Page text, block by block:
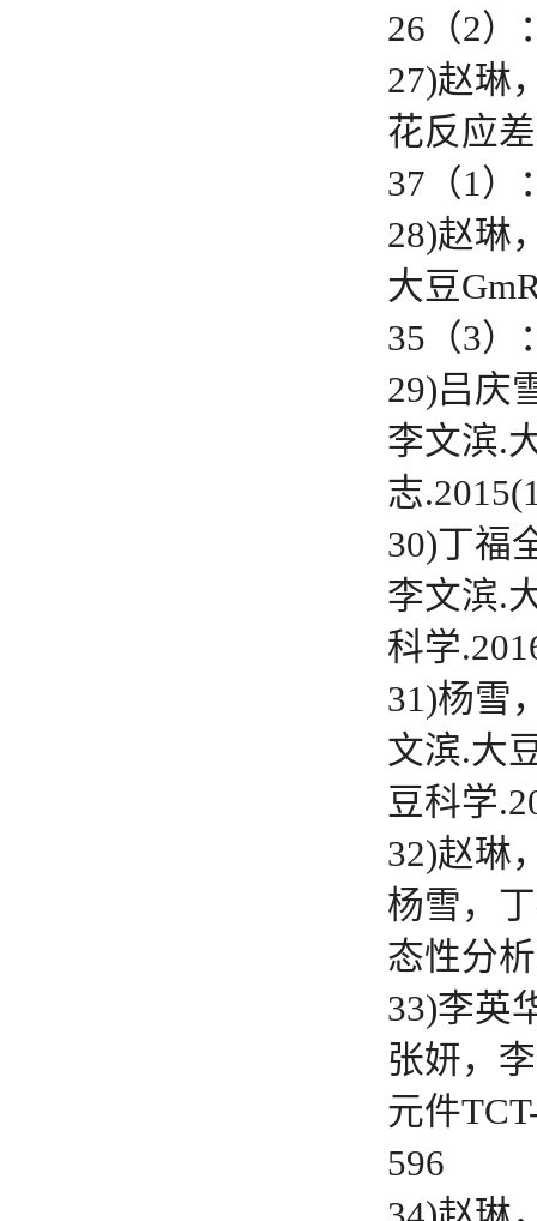
26（2）
27)赵琳
花反应
37（1）
28)赵琳
大豆
35（3）
29)吕庆
李文滨.
志
30)丁福
李文滨.
科学
31)杨雪
文滨.大
豆科学
32)赵琳
杨雪，
态性分
33)李英
张妍，
元件
596